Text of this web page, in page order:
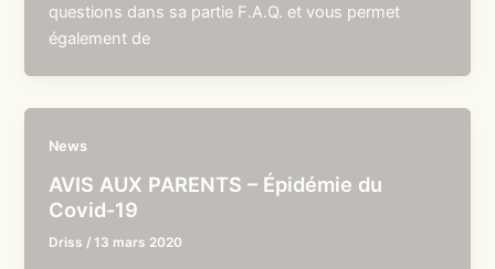
questions dans sa partie F.A.Q. et vous permet
également de
News
AVIS AUX PARENTS – Épidémie du
Covid-19
Driss /13 mars 2020